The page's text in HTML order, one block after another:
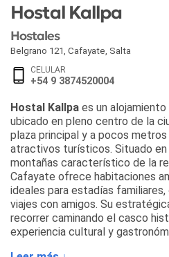
Hostal Kallpa
Hostales
Belgrano 121 Cafayate Salta
CELULAR
+54 9 3874520004
Hostal Kallpa es un
ubicado en pleno centro de la
plaza principal y a pocos
atractivos turísticos. Situado en
montañas característico de la
Cafayate ofrece habitaciones
ideales para estadías familiares,
viajes con amigos. Su
recorrer caminando el casco
experiencia cultural y